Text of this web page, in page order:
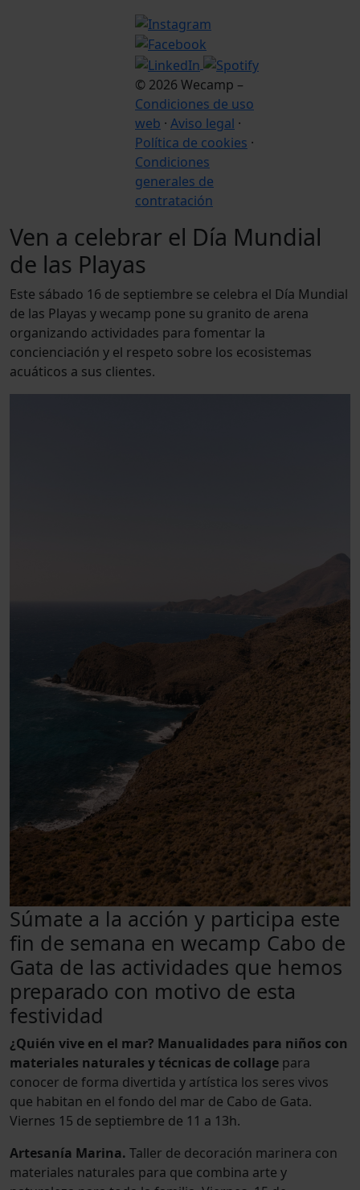
© 2026 Wecamp –
Condiciones de uso
web · Aviso legal ·
Política de cookies ·
Condiciones
generales de
contratación
Ven a celebrar el Día Mundial
de las Playas
Este sábado 16 de septiembre se celebra el Día Mundial
de las Playas y wecamp pone su granito de arena
organizando actividades para fomentar la
concienciación y el respeto sobre los ecosistemas
acuáticos a sus clientes.
Súmate a la acción y participa este
fin de semana en wecamp Cabo de
Gata de las actividades que hemos
preparado con motivo de esta
festividad
¿Quién vive en el mar? Manualidades para niños con
materiales naturales y técnicas de collage para
conocer de forma divertida y artística los seres vivos
que habitan en el fondo del mar de Cabo de Gata.
Viernes 15 de septiembre de 11 a 13h.
Artesanía Marina. Taller de decoración marinera con
materiales naturales para que combina arte y